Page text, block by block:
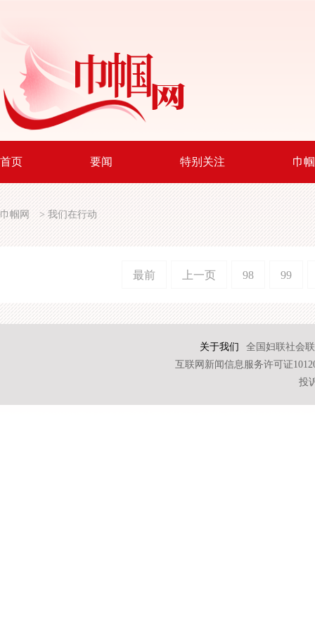
首页 要闻 特别关注 巾
巾帼网 >我们在行动
最前 上一页 98 99
关于我们
全国妇联社会
互联网新闻信息服务许可证
投